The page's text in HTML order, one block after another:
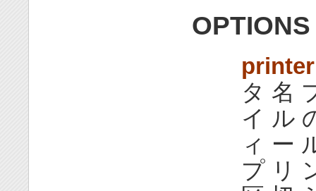
OPTIONS
タ 名
イ ル
ィ ー
プ リ